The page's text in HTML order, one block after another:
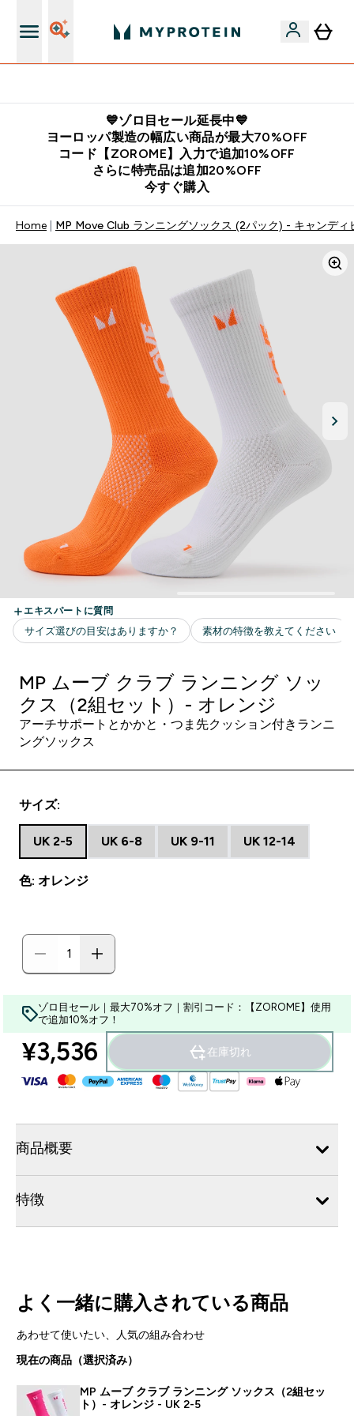
💙ゾロ目セール延長中💙
ヨーロッパ製造の幅広い商品が最大70%OFF
コード【ZOROME】入力で追加10%OFF
さらに特売品は追加20%OFF
今すぐ購入
Home MP Move Club ランニングソックス (2パック) - キャンディ
MP ムーブ クラブ ランニング ソッ
クス（2組セット）- オレンジ
アーチサポートとかかと・つま先クッション付きランニ
ングソックス
サイズ:
UK 2-5 UK 6-8 UK 9-11 UK 12-14
色: オレンジ
ゾロ目セール｜最大70%オフ｜割引コード：【ZOROME】使用
で追加10%オフ！
¥3,536‎ 在庫切れ
商品概要
特徴
よく一緒に購入されている商品
あわせて使いたい、人気の組み合わせ
現在の商品（選択済み）
MP ムーブ クラブ ランニング ソックス（2組セッ
ト）- オレンジ - UK 2-5